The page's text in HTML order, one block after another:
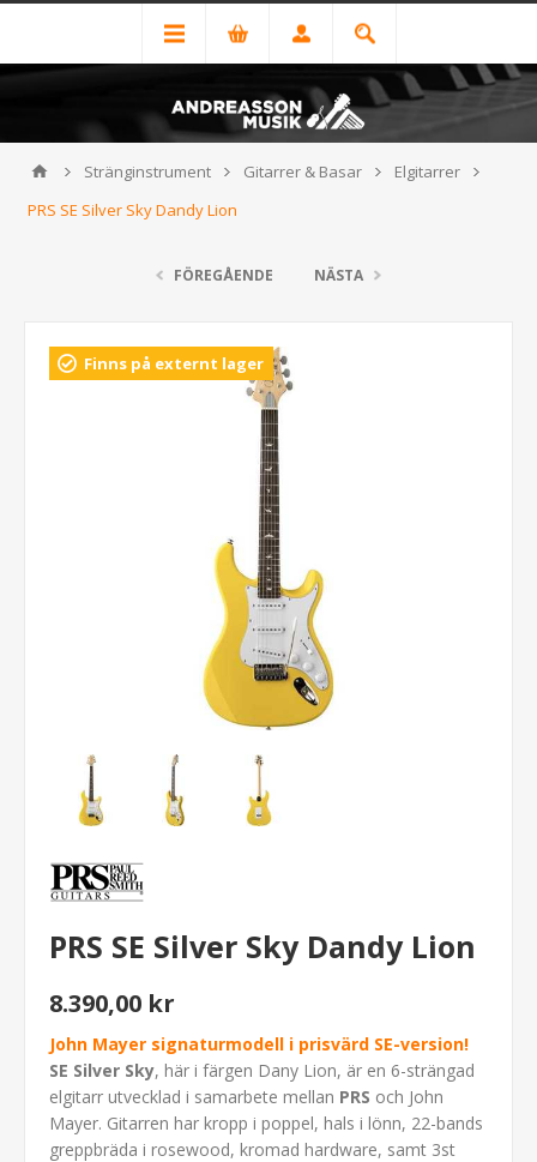
Stränginstrument Gitarrer & Basar
Elgitarrer
PRS SE Silver Sky Dandy Lion
FÖREGÅENDE NÄSTA
Finns på externt lager
PRS SE Silver Sky Dandy Lion
8.390,00 kr
John Mayer signaturmodell i prisvärd SE-version!
SE Silver Sky, här i färgen Dany Lion, är en 6-strängad
elgitarr utvecklad i samarbete mellan PRS och John
Mayer. Gitarren har kropp i poppel, hals i lönn, 22-bands
greppbräda i rosewood, kromad hardware, samt 3st